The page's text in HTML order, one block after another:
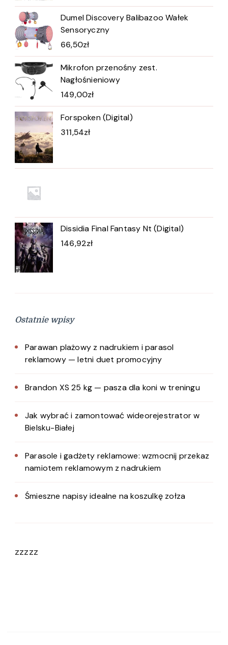
Dumel Discovery Balibazoo Wałek
Sensoryczny
66,50zł
Mikrofon przenośny zest.
Nagłośnieniowy
149,00zł
Forspoken (Digital)
311,54zł
Dissidia Final Fantasy Nt (Digital)
146,92zł
Ostatnie wpisy
Parawan plażowy z nadrukiem i parasol
reklamowy — letni duet promocyjny
Brandon XS 25 kg — pasza dla koni w treningu
Jak wybrać i zamontować wideorejestrator w
Bielsku-Białej
Parasole i gadżety reklamowe: wzmocnij przekaz
namiotem reklamowym z nadrukiem
Śmieszne napisy idealne na koszulkę zołza
zzzzz